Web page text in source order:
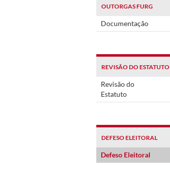
OUTORGAS FURG
Documentação
REVISÃO DO ESTATUTO
Revisão do
Estatuto
DEFESO ELEITORAL
Defeso Eleitoral